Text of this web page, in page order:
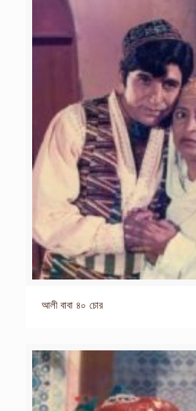
আলী বাবা ৪০ চোর